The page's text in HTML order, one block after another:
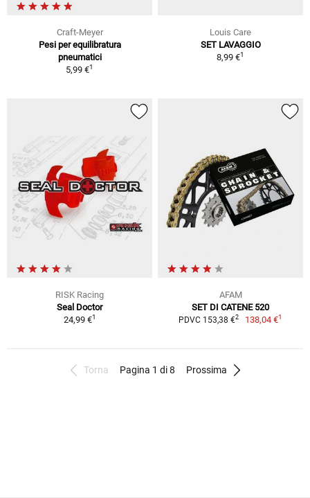
Craft-Meyer
Pesi per equilibratura
pneumatici
5,99 €1
Louis Care
SET LAVAGGIO
8,99 €1
RISK Racing
Seal Doctor
24,99 €1
AFAM
SET DI CATENE 520
PDVC 153,38 €2 138,04 €1
Torna Pagina 1 di 8 Prossima